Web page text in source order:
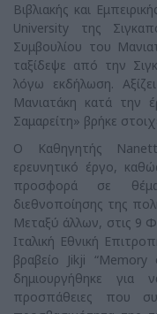
Βιβλιακής και
University της
Συμβουλίου του
ταξίδεψε από την
λόγω εκδήλωση.
Μανιατάκη κατά την
Σαμαρείτη» βρήκε
Ο Καθηγητής
ερευνητικό έργο,
προσφορά σε
διεθνοποίησης της
Μεταξύ άλλων, στις 9
Ιταλική Εθνική
βραβείο Jikji
δημιουργήθηκε για
προσπάθειες που